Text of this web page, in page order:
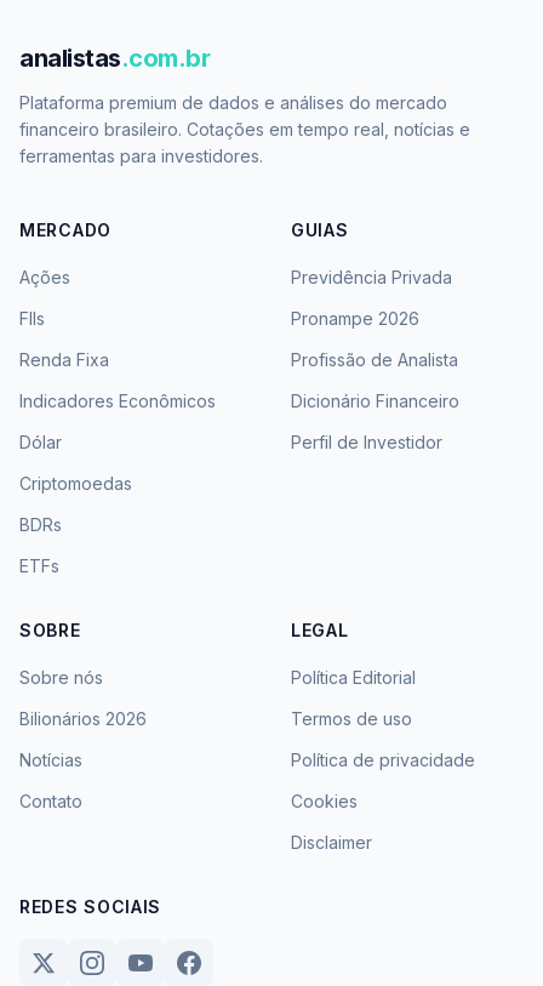
analistas.com.br
Plataforma premium de dados e análises do mercado
financeiro brasileiro. Cotações em tempo real, notícias e
ferramentas para investidores.
MERCADO
Ações
FIIs
Renda Fixa
Indicadores Econômicos
Dólar
Criptomoedas
BDRs
ETFs
GUIAS
Previdência Privada
Pronampe 2026
Profissão de Analista
Dicionário Financeiro
Perfil de Investidor
SOBRE
Sobre nós
Bilionários 2026
Notícias
Contato
LEGAL
Política Editorial
Termos de uso
Política de privacidade
Cookies
Disclaimer
REDES SOCIAIS